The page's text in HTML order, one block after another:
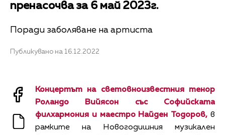
пренасочва за 6 май 2023г.
Поради заболяване на артиста
Публикувано на 16.12.2022
Концертът на световноизвестния тенор
Роландо Вийясон със Софийската
филхармония и маестро Найден Тодоров, в
рамките на Новогодишния музикален